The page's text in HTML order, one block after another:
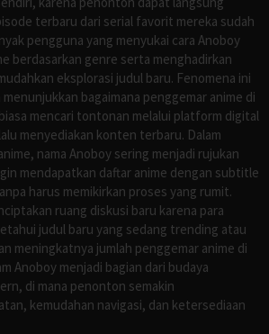
terbaru dari serial favorit mereka sudah
pengguna yang menyukai cara Anoboy
berdasarkan genre serta menghadirkan
eksplorasi judul baru. Fenomena ini
bagaimana penggemar anime di
mencari tontonan melalui platform digital
menyediakan konten terbaru. Dalam
nama Anoboy sering menjadi rujukan
mendapatkan daftar anime dengan subtitle
harus memikirkan proses yang rumit.
ruang diskusi baru karena para
judul baru yang sedang trending atau
meningkatnya jumlah penggemar anime di
Anoboy menjadi bagian dari budaya
di mana penonton semakin
kemudahan navigasi, dan ketersediaan